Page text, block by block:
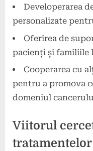
Developerarea
personalizate
Oferirea de
pacienți și familiile
Cooperarea cu
pentru a promova
domeniul
Viitorul